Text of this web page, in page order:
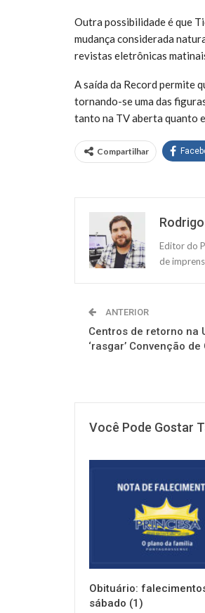
Outra possibilidade é que
mudança considerada
revistas eletrônicas
A saída da Record permite
tornando-se uma das
tanto na TV aberta quanto
Compartilhar
Editor do
de
ANTERIOR
Centros de retorno na
‘rasgar’ Convenção
Você Pode Gostar
Obituário:
sábado (1)